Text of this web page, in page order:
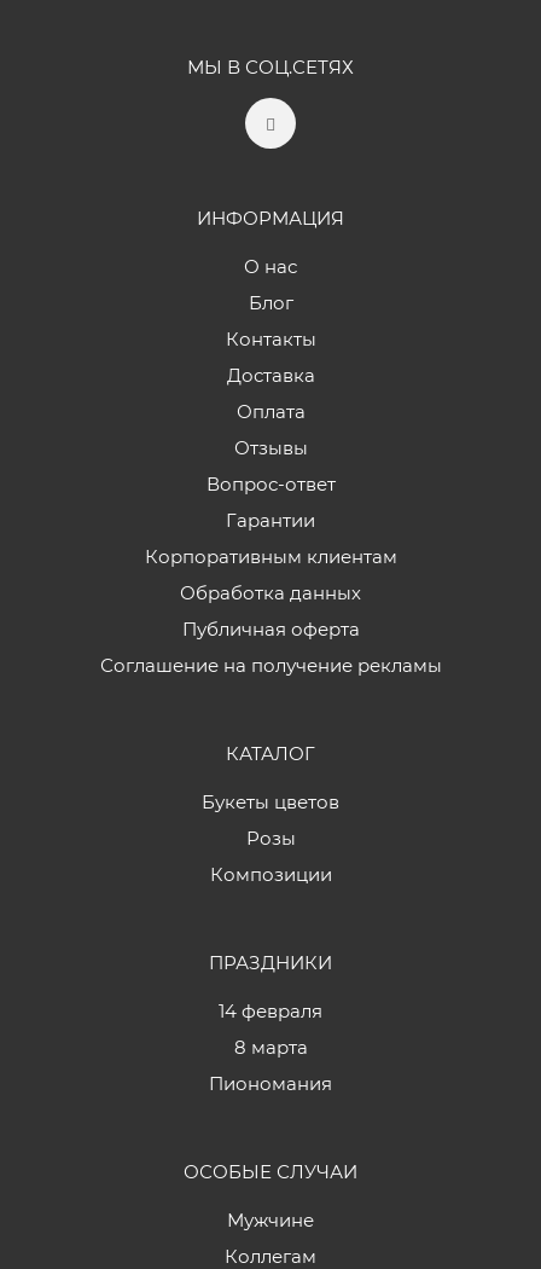
МЫ В СОЦ.СЕТЯХ
ИНФОРМАЦИЯ
О нас
Блог
Контакты
Доставка
Оплата
Отзывы
Вопрос-ответ
Гарантии
Корпоративным клиентам
Обработка данных
Публичная оферта
Соглашение на получение рекламы
КАТАЛОГ
Букеты цветов
Розы
Композиции
ПРАЗДНИКИ
14 февраля
8 марта
Пиономания
ОСОБЫЕ СЛУЧАИ
Мужчине
Коллегам